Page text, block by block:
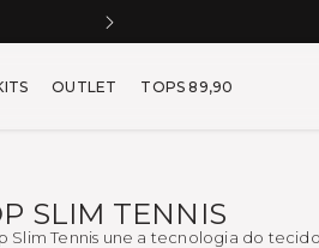
para
OUTLET TOPS 89,90
SLIM TENNIS
Slim Tennis une a tecnologia do